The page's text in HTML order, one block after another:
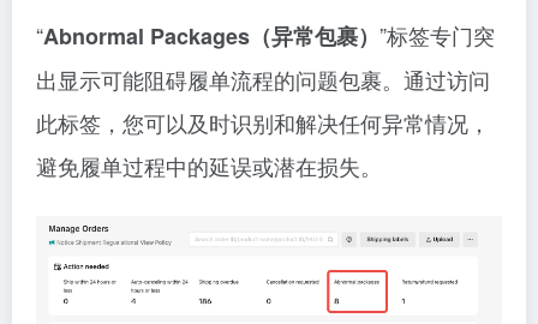
“Abnormal Packages（异常包裹） ”标签专门突
出显示可能阻碍履单流程的问题包裹。通过访问
此标签，您可以及时识别和解决任何异常情况，
避免履单过程中的延误或潜在损失。